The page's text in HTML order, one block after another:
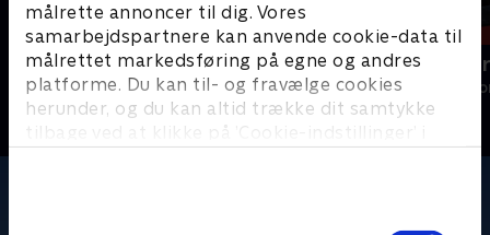
målrette annoncer til dig. Vores
samarbejdspartnere kan anvende cookie-data til
målrettet markedsføring på egne og andres
platforme. Du kan til- og fravælge cookies
herunder, og du kan altid trække dit samtykke
tilbage ved at klikke på ’Cookie-indstillinger’ i
Årgang 0
Livsstil • 21 sæsoner
Årgang 0
Livsstil • 1